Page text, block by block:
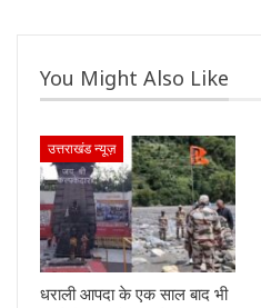
You Might Also Like
उत्तराखंड न्यूज़
धराली आपदा के एक साल बाद भी